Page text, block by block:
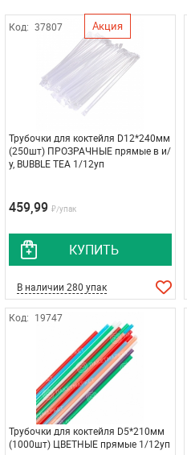
Код: 37807 Акция
Трубочки для коктейля D12*240мм
(250шт) ПРОЗРАЧНЫЕ прямые в и/
у, BUBBLE TEA 1/12уп
459,99 ₽/упак
КУПИТЬ
В наличии 280 упак
Код: 19747
Трубочки для коктейля D5*210мм
(1000шт) ЦВЕТНЫЕ прямые 1/12уп